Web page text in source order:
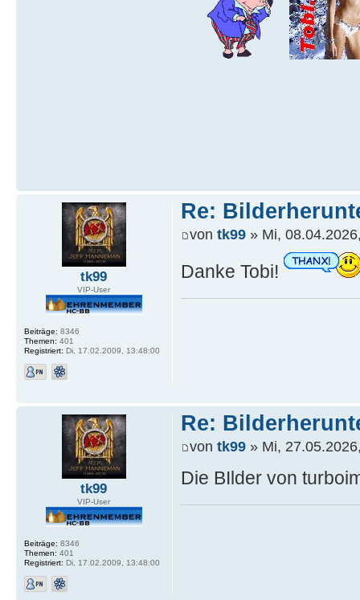
tk99
VIP-User
Beiträge: 8346
Themen: 401
Registriert: Di, 17.02.2009, 13:48:00
Re:
von tk99 » Mi,
Danke Tobi!
tk99
VIP-User
Beiträge: 8346
Themen: 401
Registriert: Di, 17.02.2009, 13:48:00
Re:
von tk99 » Mi,
Die BIlder von